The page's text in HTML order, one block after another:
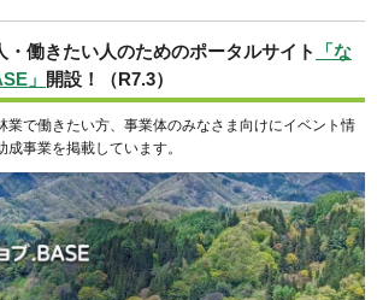
・働きたい人のためのポータルサイト
「な
」
開設！（R7.3）
で働きたい方、事業体のみなさま向けにイベント情
事業を掲載しています。